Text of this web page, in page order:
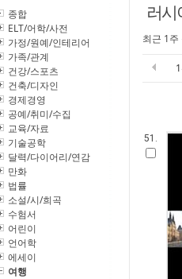
종합
ELT/어학/사전
가정/원예/인테리어
가족/관계
건강/스포츠
건축/디자인
경제경영
공예/취미/수집
교육/자료
기술공학
달력/다이어리/연감
만화
법률
소설/시/희곡
수험서
어린이
언어학
에세이
여행
러시
최근 1
51.